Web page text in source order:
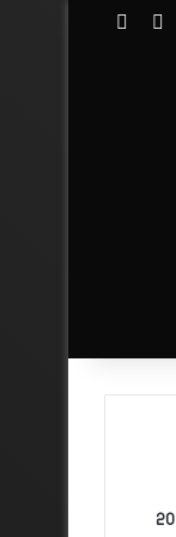
تسجيل الدخول
مقال عشوائي
أيت منا: “الوداد اليوم عايشة بسبابي وخسرت 20